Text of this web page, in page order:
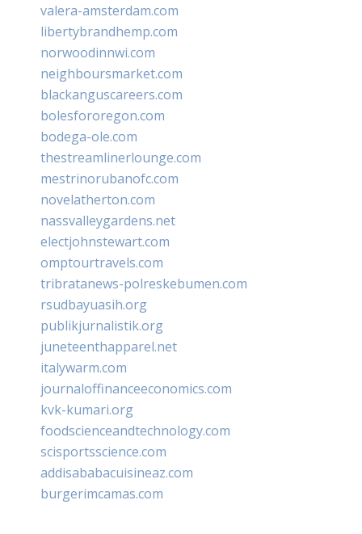
valera-amsterdam.com
libertybrandhemp.com
norwoodinnwi.com
neighboursmarket.com
blackanguscareers.com
bolesfororegon.com
bodega-ole.com
thestreamlinerlounge.com
mestrinorubanofc.com
novelatherton.com
nassvalleygardens.net
electjohnstewart.com
omptourtravels.com
tribratanews-polreskebumen.com
rsudbayuasih.org
publikjurnalistik.org
juneteenthapparel.net
italywarm.com
journaloffinanceeconomics.com
kvk-kumari.org
foodscienceandtechnology.com
scisportsscience.com
addisababacuisineaz.com
burgerimcamas.com